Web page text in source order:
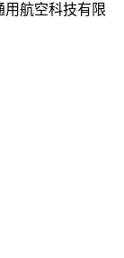
用航空科技有限